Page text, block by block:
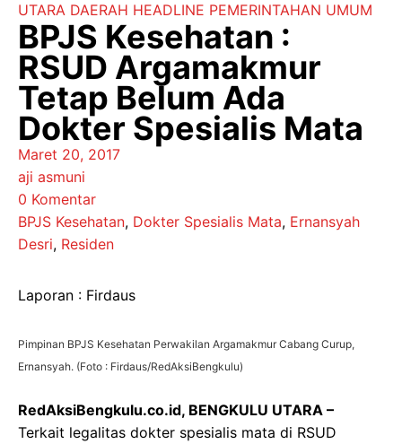
UTARA DAERAH HEADLINE PEMERINTAHAN UMUM
BPJS Kesehatan :
RSUD Argamakmur
Tetap Belum Ada
Dokter Spesialis Mata
Maret 20, 2017
aji asmuni
0 Komentar
BPJS Kesehatan, Dokter Spesialis Mata, Ernansyah
Desri, Residen
Laporan : Firdaus
Pimpinan BPJS Kesehatan Perwakilan Argamakmur Cabang Curup,
Ernansyah. (Foto : Firdaus/RedAksiBengkulu)
RedAksiBengkulu.co.id, BENGKULU UTARA –
Terkait legalitas dokter spesialis mata di RSUD